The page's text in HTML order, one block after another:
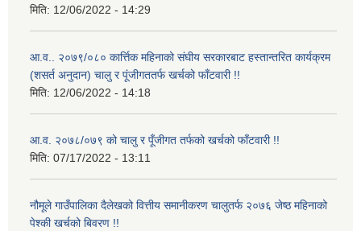
मिति: 12/06/2022 - 14:29
आ.व.. २०७९/०८० कार्त्तिक महिनाको संघीय सरकारबाट हस्तान्तरित कार्यक्रम
(शसर्त अनुदान) चालु र पूंजीगततर्फ खर्चको फाँटवारी !!
मिति: 12/06/2022 - 14:18
आ.व. २०७८/०७९ को चालु र पूँजीगत तर्फको खर्चको फाँटवारी !!
मिति: 07/17/2022 - 13:11
नौमूले गाउँपालिका दैलेखको वित्तीय समानीकरण चालुतर्फ २०७६ जेष्ठ महिनाको
पेश्की खर्चको बिवरण !!